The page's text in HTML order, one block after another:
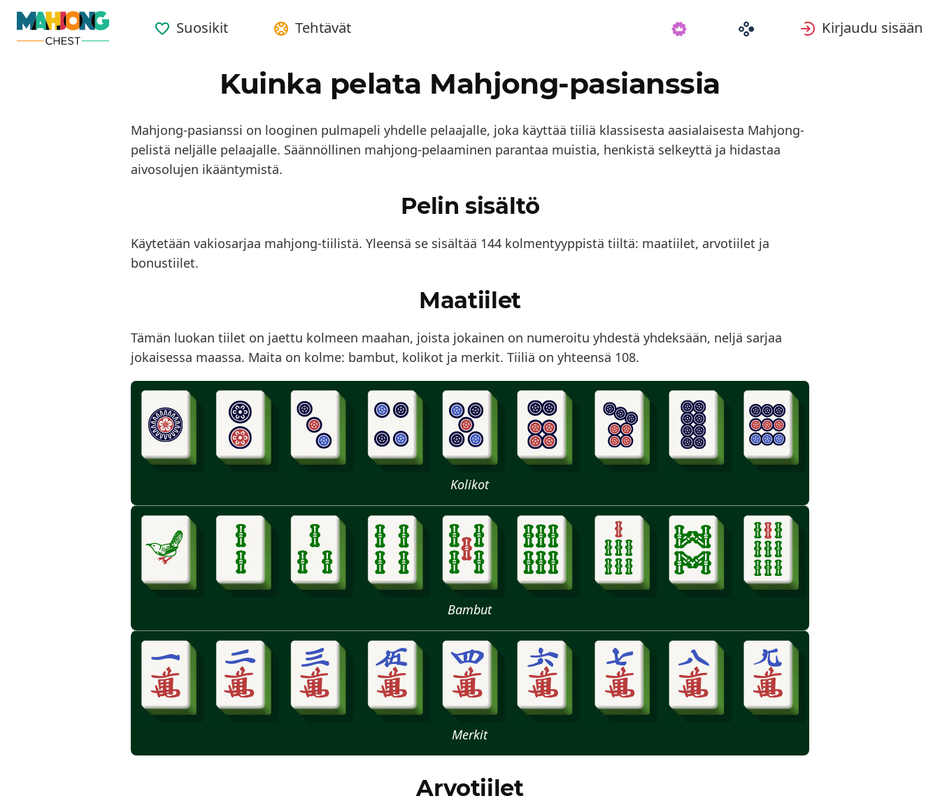
Suosikit Tehtävät Kirjaudu sisään
Kuinka pelata Mahjong-pasianssia
Mahjong-pasianssi on looginen pulmapeli yhdelle pelaajalle, joka käyttää tiiliä klassisesta aasialaisesta Mahjong-
pelistä neljälle pelaajalle. Säännöllinen mahjong-pelaaminen parantaa muistia, henkistä selkeyttä ja hidastaa
aivosolujen ikääntymistä.
Pelin sisältö
Käytetään vakiosarjaa mahjong-tiilistä. Yleensä se sisältää 144 kolmentyyppistä tiiltä: maatiilet, arvotiilet ja
bonustiilet.
Maatiilet
Tämän luokan tiilet on jaettu kolmeen maahan, joista jokainen on numeroitu yhdestä yhdeksään, neljä sarjaa
jokaisessa maassa. Maita on kolme: bambut, kolikot ja merkit. Tiiliä on yhteensä 108.
Kolikot
Bambut
Merkit
Arvotiilet